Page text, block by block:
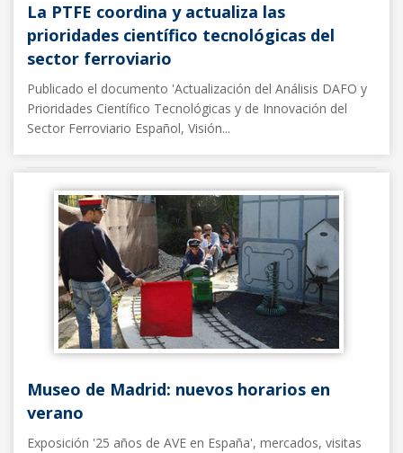
La PTFE coordina y actualiza las
prioridades científico tecnológicas del
sector ferroviario
Publicado el documento 'Actualización del Análisis DAFO y
Prioridades Científico Tecnológicas y de Innovación del
Sector Ferroviario Español, Visión...
Noticias FFE 05/06/2017
Museo de Madrid: nuevos horarios en
verano
Exposición '25 años de AVE en España', mercados, visitas